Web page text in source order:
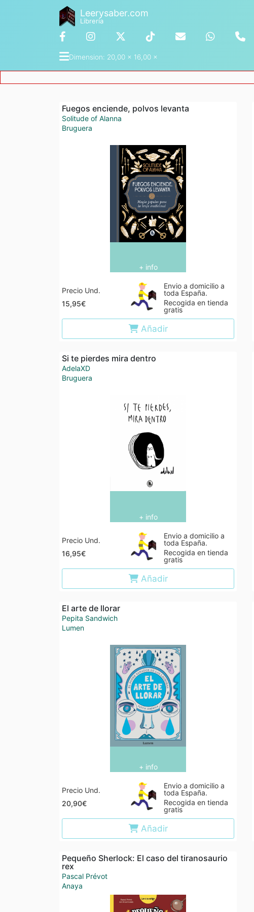
Leerysaber.com
Librería
Dimension: 20,00 x 16,00 ×
Fuegos enciende, polvos levanta
Solitude of Alanna
Bruguera
+ info
Precio Und.
15,95€
Envio a domicilio a
toda España.
Recogida en tienda
gratis
Añadir
Si te pierdes mira dentro
AdelaXD
Bruguera
+ info
Precio Und.
16,95€
Envio a domicilio a
toda España.
Recogida en tienda
gratis
Añadir
El arte de llorar
Pepita Sandwich
Lumen
+ info
Precio Und.
20,90€
Envio a domicilio a
toda España.
Recogida en tienda
gratis
Añadir
Pequeño Sherlock: El caso del tiranosaurio
rex
Pascal Prévot
Anaya